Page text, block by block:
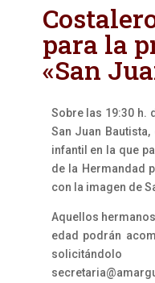
para la
«San
Sobre las 19:30 h.
San Juan
infantil en la que
de la Hermandad
con la imagen de
Aquellos
edad podrán